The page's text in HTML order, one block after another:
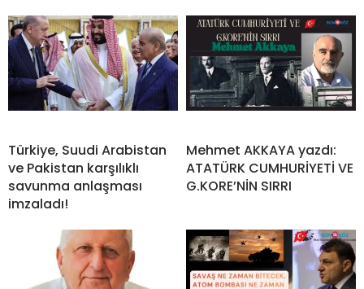
Türkiye, Suudi Arabistan
ve Pakistan karşılıklı
savunma anlaşması
imzaladı!
Mehmet AKKAYA yazdı:
ATATÜRK CUMHURİYETİ VE
G.KORE’NİN SIRRI